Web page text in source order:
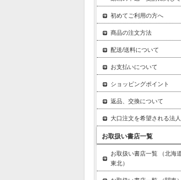
初めてご利用の方へ
商品の注文方法
配送/送料について
お支払いについて
ショッピングポイント
返品、交換について
大口注文を希望される法
お取扱い書店一覧
お取扱い書店一覧 （北海
東北）